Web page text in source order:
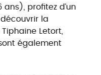
ans), profitez d’un
la
Letort,
également